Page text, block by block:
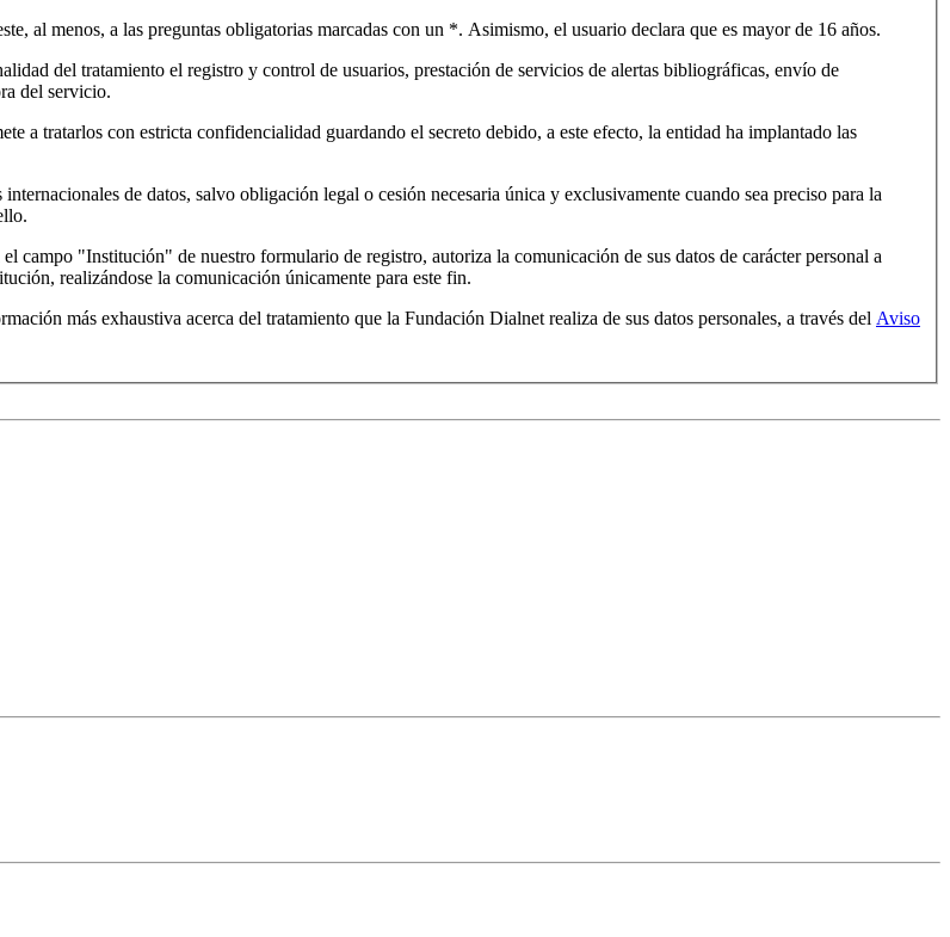
al menos, a las preguntas obligatorias marcadas con un *. Asimismo, el usuario declara que es mayor de 16 años.
del tratamiento el registro y control de usuarios, prestación de servicios de alertas bibliográficas, envío de
del servicio.
a tratarlos con estricta confidencialidad guardando el secreto debido, a este efecto, la entidad ha implantado las
de datos, salvo obligación legal o cesión necesaria única y exclusivamente cuando sea preciso para la
campo "Institución" de nuestro formulario de registro, autoriza la comunicación de sus datos de carácter personal a
realizándose la comunicación únicamente para este fin.
más exhaustiva acerca del tratamiento que la Fundación Dialnet realiza de sus datos personales, a través del Aviso